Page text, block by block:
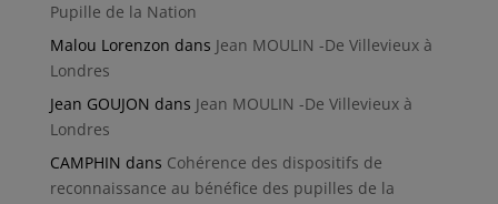
Pupille de la Nation
Malou Lorenzon dans Jean MOULIN -De Villevieux à
Londres
Jean GOUJON dans Jean MOULIN -De Villevieux à
Londres
CAMPHIN dans Cohérence des dispositifs de
reconnaissance au bénéfice des pupilles de la